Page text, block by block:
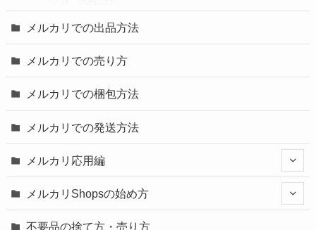
メルカリでの出品方法
メルカリでの売り方
メルカリでの梱包方法
メルカリでの発送方法
メルカリ応用編
メルカリShopsの始め方
不要品の捨て方・売り方